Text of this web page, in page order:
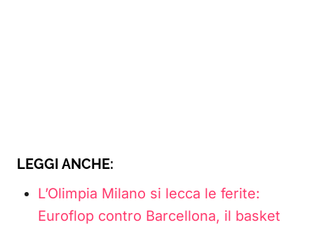
LEGGI ANCHE:
L’Olimpia Milano si lecca le ferite:
Euroflop contro Barcellona, il basket